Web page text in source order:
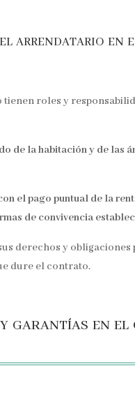
arrendatario
roles y
de la habitación y de las
el pago puntual de la
de convivencia
derechos y
dure el contrato.
garantías en